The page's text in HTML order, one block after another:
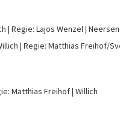
Regie: Lajos Wenzel Neersen
Regie: Matthias Freihof/
Matthias Freihof Willich